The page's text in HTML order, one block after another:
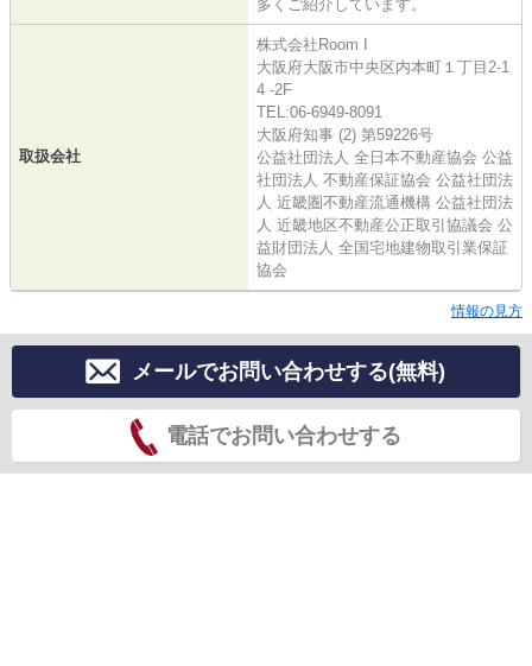
多くご紹介しています。
取扱会社
株式会社Room I
大阪府大阪市中央区内本町１丁目2-1
4 -2F
TEL:06-6949-8091
大阪府知事 (2) 第59226号
公益社団法人 全日本不動産協会 公益
社団法人 不動産保証協会 公益社団法
人 近畿圏不動産流通機構 公益社団法
人 近畿地区不動産公正取引協議会 公
益財団法人 全国宅地建物取引業保証
協会
情報の見方
メールでお問い合わせする(無料)
電話でお問い合わせする